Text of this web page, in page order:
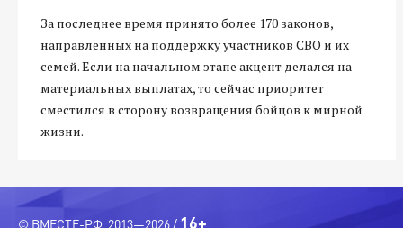
За последнее время принято более 170 законов,
направленных на поддержку участников СВО и их
семей. Если на начальном этапе акцент делался на
материальных выплатах, то сейчас приоритет
сместился в сторону возвращения бойцов к мирной
жизни.
© ВМЕСТЕ-РФ, 2013—2026 / 16+